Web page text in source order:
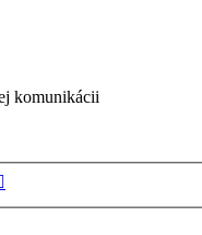
komunikácii